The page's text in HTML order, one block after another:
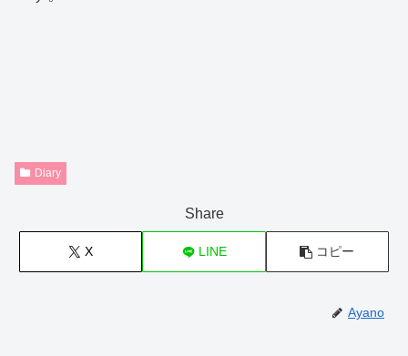
Diary
Share
X LINE コピー
Ayano